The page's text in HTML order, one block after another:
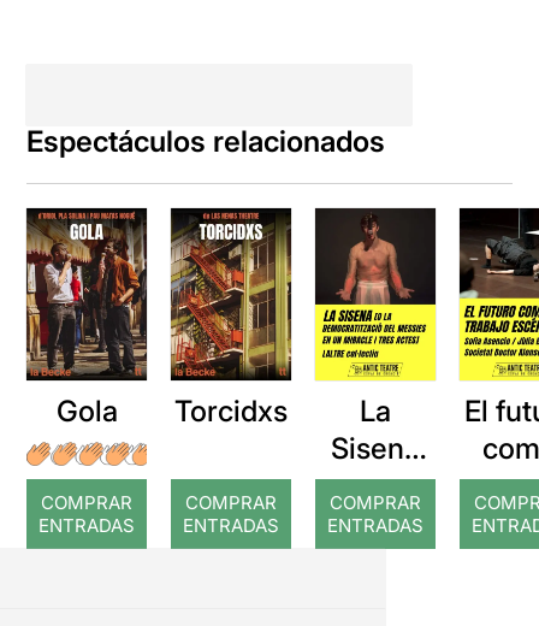
Espectáculos relacionados
Gola
COMPRAR
ENTRADAS
Torcidxs
COMPRAR
ENTRADAS
La
Sisena
[o la
democra
tització
COMPRAR
ENTRADAS
El